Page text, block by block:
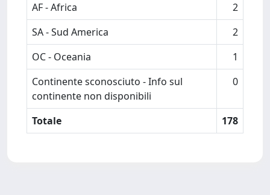
AF - Africa
2
SA - Sud America
2
OC - Oceania
1
Continente sconosciuto - Info sul
continente non disponibili
0
Totale 178